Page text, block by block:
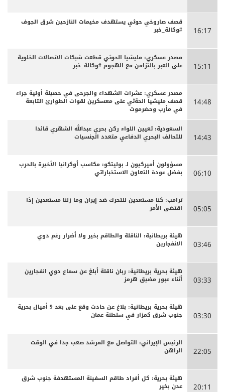
16:17
قصف صاروخي حوثي يستهدف مخيمات النازحين شرق الجوف
#وكالة_خبر
15:11
مصدر عسكري: مليشيا الحوثي قطعت شبكات الاتصالات الخلوية
على العبر بالتزامن مع الهجوم #وكالة_خبر
14:48
مصدر عسكري: عشرات الشهداء والجرحى ‏في حصيلة أولية جراء
قصف مليشيا الحةثي على معسكرين لقوات الطوارئ التابعة
في مأرب وحضرموت
14:43
السعودية: تعيين اللواء ركن بحري عبدالله الشهري قائدا
للتحالف البحري الدفاعي متعدد الجنسيات
06:10
مسؤولون أميركيون لـ بوليتكو: مكاسب أوكرانيا الأخيرة بالحرب
بفضل عودة التعاون الاستخباراتي
05:05
ترامب: كنا مستعدين للتحرك ضد إيران وما زلنا مستعدين إذا
اقتضى الأمر
03:46
هيئة بريطانية: الناقلة والطاقم بخير ولا أضرار رغم دوي
الانفجارين
03:33
هيئة بحرية بريطانية: ربان ناقلة أبلغ عن سماع دوي انفجارين
أثناء عبور مضيق هرمز
03:30
هيئة بحرية بريطانية: بلاغ عن حادث وقع على بعد 9 أميال بحرية
جنوب شرق كمزار في سلطنة عمان
22:05
الرئيس الإيراني: التواصل مع المرشد صعب جدا في الوقت
الراهن
20:11
هيئة بحرية: كل أفراد طاقم السفينة المستهدفة جنوب شرق
عدن بخير